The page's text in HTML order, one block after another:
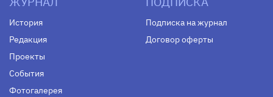
История
Редакция
Проекты
События
Фотогалерея
Подписка на журнал
Договор оферты